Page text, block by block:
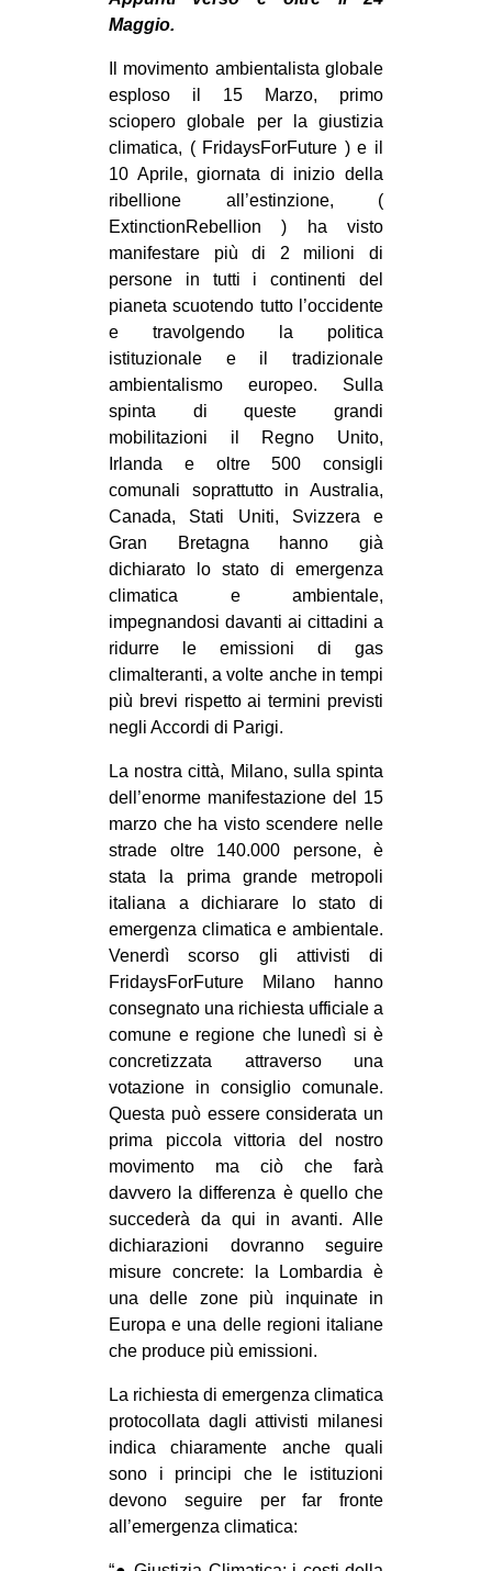
SPAZI
SPORT POPOLARE
MOVIMENTI
AMBIENTE
ANTIFASCISMO
DIRITTO ALL’ABITARE
MIGRAZIONI
PRECARIATO
REPRESSIONE
STUDENTI
CULTURE
ARTE
CINEMA
MANIFESTI
RECENSIONI
AFRICA
AMERICHE
ESTREMO ORIENTE
EUROPA
MEDIO ORIENTE
MONDO
EVENTI
in
Fb
tw
bsky
SEARCH
Maggio.
Il movimento ambientalista globale
esploso il 15 Marzo, primo
sciopero globale per la giustizia
climatica, ( FridaysForFuture ) e il
10 Aprile, giornata di inizio della
ribellione all’estinzione, (
ExtinctionRebellion ) ha visto
manifestare più di 2 milioni di
persone in tutti i continenti del
pianeta scuotendo tutto l’occidente
e travolgendo la politica
istituzionale e il tradizionale
ambientalismo europeo. Sulla
spinta di queste grandi
mobilitazioni il Regno Unito,
Irlanda e oltre 500 consigli
comunali soprattutto in Australia,
Canada, Stati Uniti, Svizzera e
Gran Bretagna hanno già
dichiarato lo stato di emergenza
climatica e ambientale,
impegnandosi davanti ai cittadini a
ridurre le emissioni di gas
climalteranti, a volte anche in tempi
più brevi rispetto ai termini previsti
negli Accordi di Parigi.
La nostra città, Milano, sulla spinta
dell’enorme manifestazione del 15
marzo che ha visto scendere nelle
strade oltre 140.000 persone, è
stata la prima grande metropoli
italiana a dichiarare lo stato di
emergenza climatica e ambientale.
Venerdì scorso gli attivisti di
FridaysForFuture Milano hanno
consegnato una richiesta ufficiale a
comune e regione che lunedì si è
concretizzata attraverso una
votazione in consiglio comunale.
Questa può essere considerata un
prima piccola vittoria del nostro
movimento ma ciò che farà
davvero la differenza è quello che
succederà da qui in avanti. Alle
dichiarazioni dovranno seguire
misure concrete: la Lombardia è
una delle zone più inquinate in
Europa e una delle regioni italiane
che produce più emissioni.
La richiesta di emergenza climatica
protocollata dagli attivisti milanesi
indica chiaramente anche quali
sono i principi che le istituzioni
devono seguire per far fronte
all’emergenza climatica: